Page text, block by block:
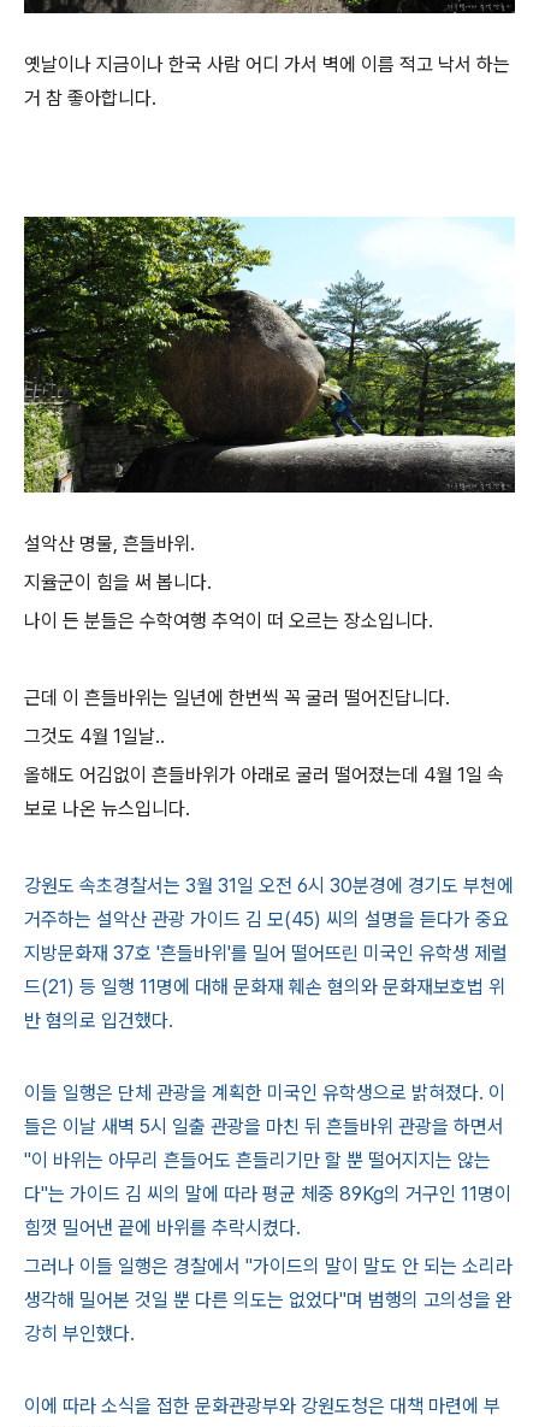
옛날이나 지금이나 한국 사람 어디 가서 벽에 이름 적고 낙서 하는
거 참 좋아합니다.
설악산 명물, 흔들바위.
지율군이 힘을 써 봅니다.
나이 든 분들은 수학여행 추억이 떠 오르는 장소입니다.
근데 이 흔들바위는 일년에 한번씩 꼭 굴러 떨어진답니다.
그것도 4월 1일날..
올해도 어김없이 흔들바위가 아래로 굴러 떨어졌는데 4월 1일 속
보로 나온 뉴스입니다.
강원도 속초경찰서는 3월 31일 오전 6시 30분경에 경기도 부천에
거주하는 설악산 관광 가이드 김 모(45) 씨의 설명을 듣다가 중요
지방문화재 37호 '흔들바위'를 밀어 떨어뜨린 미국인 유학생 제럴
드(21) 등 일행 11명에 대해 문화재 훼손 혐의와 문화재보호법 위
반 혐의로 입건했다.
이들 일행은 단체 관광을 계획한 미국인 유학생으로 밝혀졌다. 이
들은 이날 새벽 5시 일출 관광을 마친 뒤 흔들바위 관광을 하면서
"이 바위는 아무리 흔들어도 흔들리기만 할 뿐 떨어지지는 않는
다"는 가이드 김 씨의 말에 따라 평균 체중 89Kg의 거구인 11명이
힘껏 밀어낸 끝에 바위를 추락시켰다.
그러나 이들 일행은 경찰에서 "가이드의 말이 말도 안 되는 소리라
생각해 밀어본 것일 뿐 다른 의도는 없었다"며 범행의 고의성을 완
강히 부인했다.
이에 따라 소식을 접한 문화관광부와 강원도청은 대책 마련에 부